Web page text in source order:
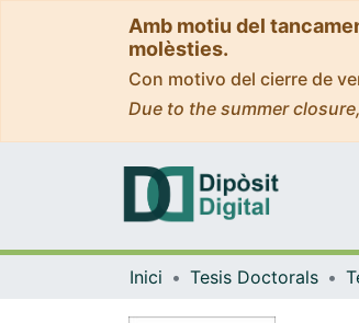
Amb motiu del
molèsties.
Con motivo del cierre de
Due to the summer
Inici Tesis Doctorals